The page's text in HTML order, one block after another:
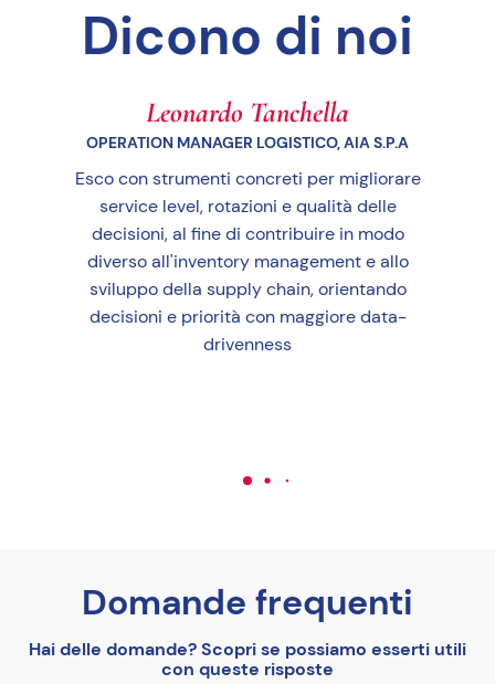
Dicono di noi
Leonardo Tanchella
OPERATION MANAGER LOGISTICO, AIA S.P.A
Esco con strumenti concreti per migliorare
service level, rotazioni e qualità delle
decisioni, al fine di contribuire in modo
diverso all'inventory management e allo
sviluppo della supply chain, orientando
decisioni e priorità con maggiore data-
drivenness
Domande frequenti
Hai delle domande? Scopri se possiamo esserti utili
con queste risposte